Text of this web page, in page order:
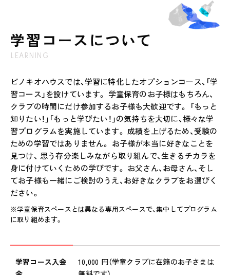
学習コースについて
LEARNING
ピノキオハウスでは、学習に特化したオプションコース、「学
習コース」を設けています。 学童保育のお子様はもちろん、
クラブの時間にだけ参加するお子様も大歓迎です。 「もっと
知りたい！」「もっと学びたい！」の気持ちを大切に、様々な学
習プログラムを実施しています。 成績を上げるため、受験の
ための学習ではありません。 お子様が本当に好きなことを
見つけ、 思う存分楽しみながら取り組んで、生きるチカラを
身に付けていくための学びです。 お父さん、お母さん、そし
てお子様も一緒にご検討のうえ、お好きなクラブをお選びく
ださい。
※学童保育スペースとは異なる専用スペースで、集中してプログラム
に取り組めます。
学習コース入会
10,000 円（学童クラブに在籍のお子さまは